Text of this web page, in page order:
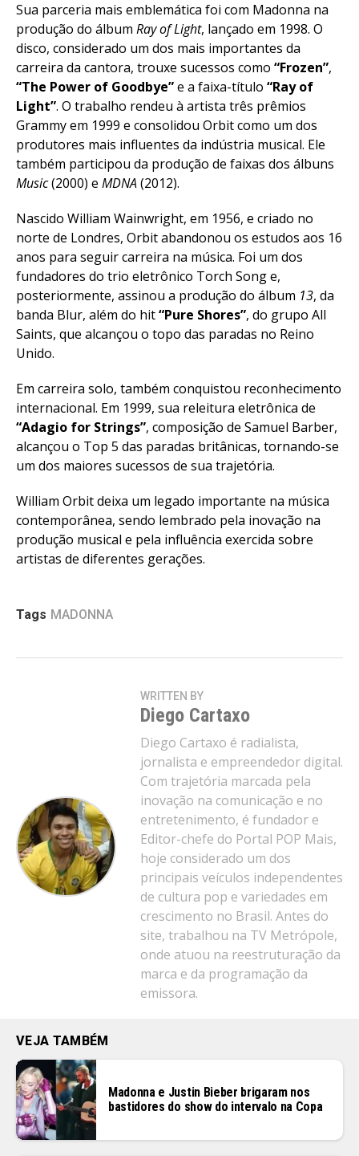
Sua parceria mais emblemática foi com Madonna na
produção do álbum Ray of Light, lançado em 1998. O
disco, considerado um dos mais importantes da
carreira da cantora, trouxe sucessos como “Frozen”,
“The Power of Goodbye”e a faixa-título “Ray of
Light”. O trabalho rendeu à artista três prêmios
Grammy em 1999 e consolidou Orbit como um dos
produtores mais influentes da indústria musical. Ele
também participou da produção de faixas dos álbuns
Music(2000) e MDNA(2012).
Nascido William Wainwright, em 1956, e criado no
norte de Londres, Orbit abandonou os estudos aos 16
anos para seguir carreira na música. Foi um dos
fundadores do trio eletrônico Torch Song e,
posteriormente, assinou a produção do álbum 13, da
banda Blur, além do hit“Pure Shores”, do grupo All
Saints, que alcançou o topo das paradas no Reino
Unido.
Em carreira solo, também conquistou reconhecimento
internacional. Em 1999, sua releitura eletrônica de
“Adagio for Strings”, composição de Samuel Barber,
alcançou o Top 5 das paradas britânicas, tornando-se
um dos maiores sucessos de sua trajetória.
William Orbit deixa um legado importante na música
contemporânea, sendo lembrado pela inovação na
produção musical e pela influência exercida sobre
artistas de diferentes gerações.
Tags MADONNA
WRITTEN BY
Diego Cartaxo
Diego Cartaxo é radialista,
jornalista e empreendedor digital.
Com trajetória marcada pela
inovação na comunicação e no
entretenimento, é fundador e
Editor-chefe do Portal POP Mais,
hoje considerado um dos
principais veículos independentes
de cultura pop e variedades em
crescimento no Brasil. Antes do
site, trabalhou na TV Metrópole,
onde atuou na reestruturação da
marca e da programação da
emissora.
VEJA TAMBÉM
Madonna e Justin Bieber brigaram nos
bastidores do show do intervalo na Copa